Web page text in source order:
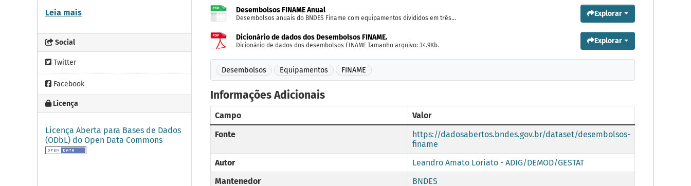
Leia mais
Social
Twitter
Facebook
Licença
Licença Aberta para Bases de Dados
(ODbL) do Open Data Commons
Desembolsos FINAME Anual
Desembolsos anuais do BNDES Finame com equipamentos divididos em três... Explorar
Dicionário de dados dos Desembolsos FINAME.
Dicionário de dados dos desembolsos FINAME Tamanho arquivo: 34.9Kb. Explorar
Desembolsos Equipamentos FINAME
Informações Adicionais
Campo
Valor
Fonte
https://dadosabertos.bndes.gov.br/dataset/desembolsos-
finame
Autor
Leandro Amato Loriato - ADIG/DEMOD/GESTAT
Mantenedor
BNDES